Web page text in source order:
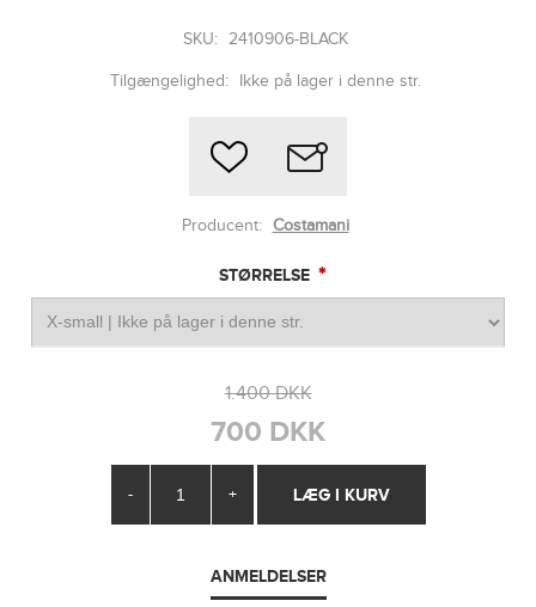
SKU: 2410906-BLACK
Tilgængelighed: Ikke på lager i denne str.
Producent: Costamani
STØRRELSE *
1.400 DKK
700 DKK
- +
ANMELDELSER